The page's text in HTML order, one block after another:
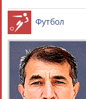
Найдено: 1
Футбол